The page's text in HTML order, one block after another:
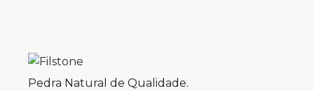
Pedra Natural de Qualidade.